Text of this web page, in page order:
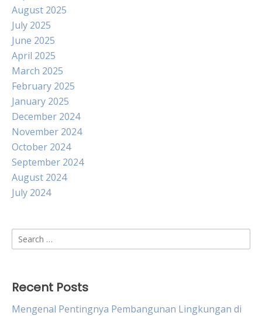
August 2025
July 2025
June 2025
April 2025
March 2025
February 2025
January 2025
December 2024
November 2024
October 2024
September 2024
August 2024
July 2024
Search
for:
Recent Posts
Mengenal Pentingnya Pembangunan Lingkungan di